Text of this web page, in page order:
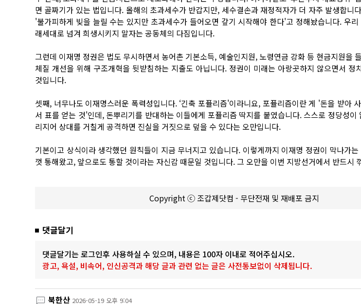
면 골짜기가 있는 법입니다. 올해의 초과세수가 반갑지만, 세수결손과 재정적자가 더 자주 발생합니
'불가피하게 빚을 늘릴 수는 있지만 초과세수가 들어오면 갚기 시작해야 한다'고 정해놨습니다. 우
래세대로 넘겨 희생시키지 말자는 공동체의 다짐입니다.
그런데 이재명 정권은 법도 무시하면서 농어촌 기본소득, 예술인지원, 노령연금 강화 등 현금지원을
체질 개선을 위해 구조개혁을 뒷받침하는 지출도 아닙니다. 정권이 미래는 아랑곳하지 않으면서 정
것입니다.
셋째, 너무나도 이재명스러운 폭력성입니다. ‘긴축 포퓰리즘'이라니요, 포퓰리즘이란 게 '돈을 받아
서 표를 얻는 것'인데, 돈뿌리기를 반대하는 이들에게 포퓰리즘 딱지를 붙였습니다. 스스로 정당성이
리지어 상대를 거칠게 공격하면 진실을 거짓으로 덮을 수 있다는 오만입니다.
기본이고 상식이라 생각했던 원칙들이 지금 무너지고 있습니다. 이렇게까지 이재명 정권이 막나가
껏 통해왔고, 앞으로도 통할 것이라는 자신감 때문일 것입니다. 그 오만을 이번 지방선거에서 반드시
Copyright ⓒ 조갑제닷컴 - 무단전재 및 재배포 금지
댓글달기
댓글달기는 로그인후 사용하실 수 있으며, 내용은 100자 이내로 적어주십시오.
광고, 욕설, 비속어, 인신공격과 해당 글과 관련 없는 글은 사전통보없이 삭제됩니다.
북한산 2026-05-19 오후 9:04